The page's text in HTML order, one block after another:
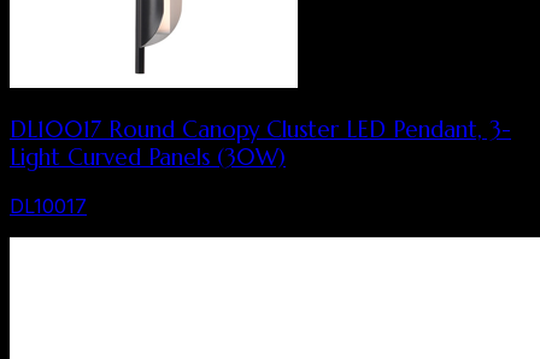
DL10017 Round Canopy Cluster LED Pendant, 3-
Light Curved Panels (30W)
DL10017